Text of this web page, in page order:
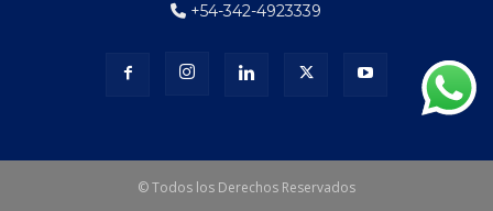
+54-342-4923339
© Todos los Derechos Reservados